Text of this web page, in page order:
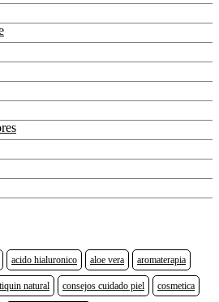
acido hialuronico aloe vera aromaterapia
natural consejos cuidado piel cosmetica